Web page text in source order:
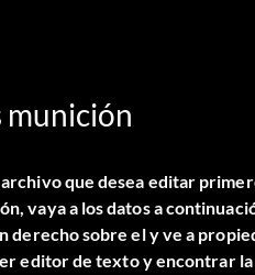
munición
que desea editar
vaya a los datos a
sobre el y ve a
editor de texto y encontrar la